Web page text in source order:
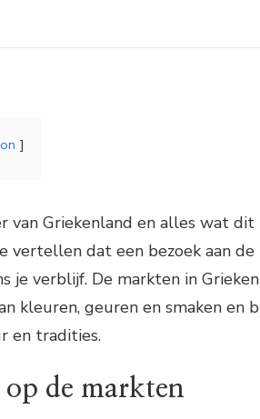
van Griekenland en alles wat
vertellen dat een bezoek aan
je verblijf. De markten in
kleuren, geuren en smaken en
en tradities.
op de markten